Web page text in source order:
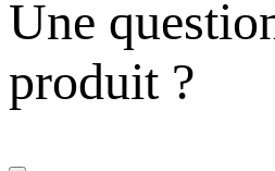
Une
produit ?